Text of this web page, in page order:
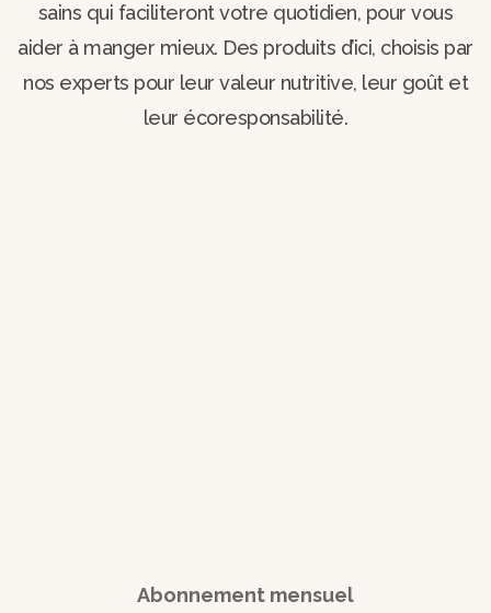
sains qui faciliteront votre quotidien, pour vous
aider à manger mieux. Des produits d’ici, choisis par
nos experts pour leur valeur nutritive, leur goût et
leur écoresponsabilité.
Abonnement mensuel